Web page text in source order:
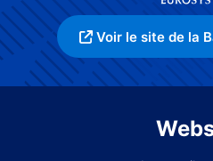
Voir le site de la